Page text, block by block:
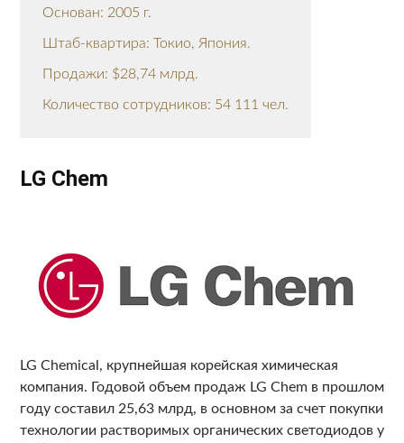
Основан: 2005 г.
Штаб-квартира: Токио, Япония.
Продажи: $28,74 млрд.
Количество сотрудников: 54 111 чел.
LG Chem
LG Chemical, крупнейшая корейская химическая
компания. Годовой объем продаж LG Chem в прошлом
году составил 25,63 млрд, в основном за счет покупки
технологии растворимых органических светодиодов у